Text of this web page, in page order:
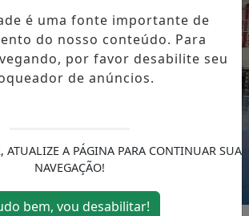
é uma fonte importante de
do nosso conteúdo. Para
por favor desabilite seu
de anúncios.
ATUALIZE A PÁGINA PARA CONTINUAR SUA
NAVEGAÇÃO!
bem, vou desabilitar!